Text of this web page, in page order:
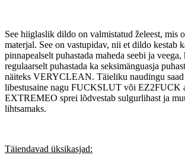
See hiiglaslik dildo on valmistatud želeest, mis
materjal. See on vastupidav, nii et dildo kestab
pinnapealselt puhastada maheda seebi ja
regulaarselt puhastada ka seksimänguasja
näiteks VERYCLEAN. Täieliku naudingu saad
libestusaine nagu FUCKSLUT või EZ2FUCK
EXTREMEO sprei lõdvestab sulgurlihast ja
lihtsamaks.
Täiendavad üksikasjad: